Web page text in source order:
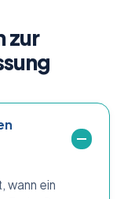
zur
wann ein